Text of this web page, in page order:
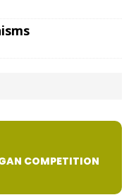
COMPETITION